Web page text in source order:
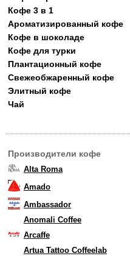
Кофе 3 в 1
Ароматизированный кофе
Кофе в шоколаде
Кофе для турки
Плантационный кофе
Свежеобжаренный кофе
Элитный кофе
Чай
Производители кофе
Alta Roma
Amado
Ambassador
Anomali Coffee
Arcaffe
Artua Tattoo Coffeelab